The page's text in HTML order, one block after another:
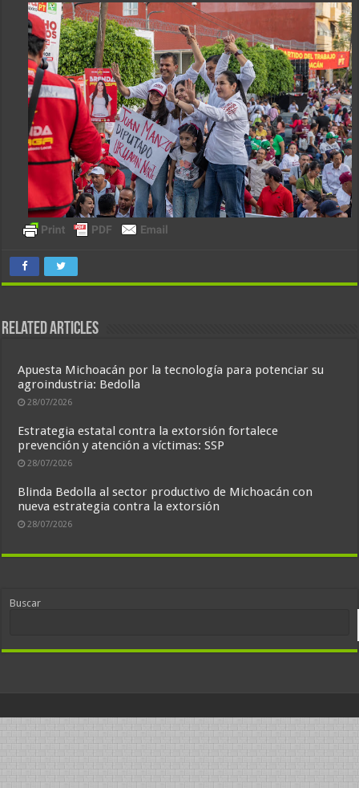
Related Articles
Apuesta Michoacán por la tecnología para potenciar su
agroindustria: Bedolla
28/07/2026
Estrategia estatal contra la extorsión fortalece
prevención y atención a víctimas: SSP
28/07/2026
Blinda Bedolla al sector productivo de Michoacán con
nueva estrategia contra la extorsión
28/07/2026
Buscar